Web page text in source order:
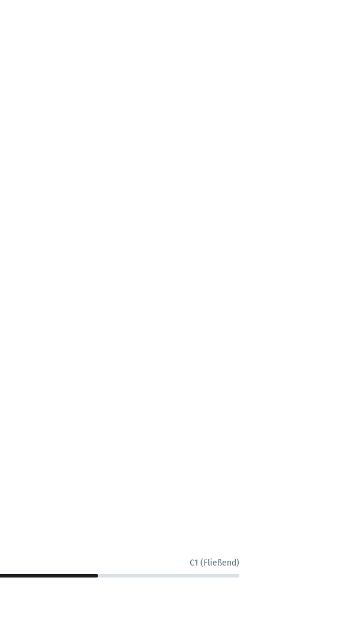
C1 (Fließend)